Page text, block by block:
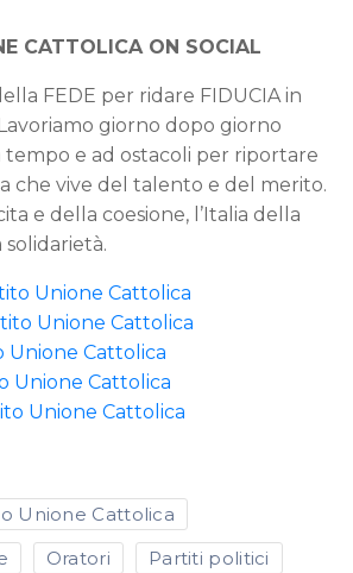
CATTOLICA ON SOCIAL
FEDE per ridare FIDUCIA in
giorno dopo giorno
tempo e ad ostacoli per riportare
che vive del talento e del merito.
e della coesione, l’Italia della
Unione Cattolica
Unione Cattolica
Unione Cattolica
Unione Cattolica
Unione Cattolica
Unione Cattolica
Oratori
Partiti politici